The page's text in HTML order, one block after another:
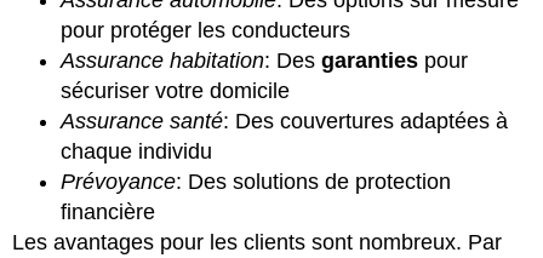
pour protéger les conducteurs
Assurance habitation: Des garanties pour
sécuriser votre domicile
Assurance santé: Des couvertures adaptées à
chaque individu
Prévoyance: Des solutions de protection
financière
Les avantages pour les clients sont nombreux. Par